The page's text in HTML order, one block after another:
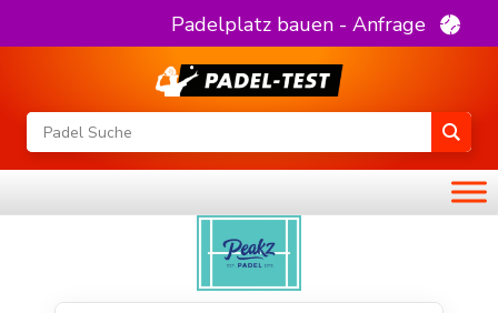
Padelplatz bauen - Anfrage